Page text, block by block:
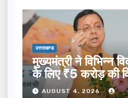
उत्तराखण्ड
मुख्यमंत्री ने विभिन्न
के लिए ₹5 करोड़ की
दी…AUGUST 4, 2026